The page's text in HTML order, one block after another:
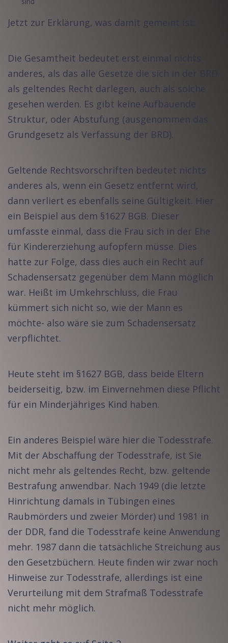
Jetzt zur Erklärung, was damit gemeint ist:
Die Gesamtheit bedeutet erst einmal nichts
anderes, als das alle Gesetze die sich in der BRD
als geltendes Recht darlegen, auch als solche
gesehen werden. Es gibt keine Aufbauende
Struktur, oder Abstufung (ausgenommen das
Grundgesetz als Verfassung der BRD).
Geltende Rechtsvorschriften bedeutet nichts
anderes als, wenn ein Gesetz entfernt wird,
dann verliert es ebenfalls seine Gültigkeit. Hier
ein Beispiel aus dem §1627 BGB. Dieser
umfasste einmal, dass die Frau sich in der Ehe
für Kindererziehung aufopfern müsse. Dies
hatte zur Folge, dass dies auch ein Recht auf
Schadensersatz gegenüber dem Mann möglich
war. Heißt im Umkehrschluss, die Frau
kümmert sich nicht so, wie der Mann es
möchte- also wäre sie zum Schadensersatz
verpflichtet.
Heute steht im §1627 BGB, dass beide Eltern
beiderseitig, bzw. im Einvernehmen diese Pflicht
für ein Minderjähriges Kind haben.
Ein anderes Beispiel wäre hier die Todesstrafe.
Mit der Abschaffung der Todesstrafe, ist Sie
nicht mehr als geltendes Recht, bzw. geltende
Bestrafung anwendbar. Nach 1949 (die letzte
Hinrichtung damals in Tübingen eines
Raubmörders und zweier Mörder) und 1981 in
der DDR, fand die Todesstrafe keine Anwendung
mehr. 1987 dann die tatsächliche Streichung aus
den Gesetzbüchern. Heute finden wir zwar noch
Hinweise zur Todesstrafe, allerdings ist eine
Verurteilung mit dem Strafmaß Todesstrafe
nicht mehr möglich.